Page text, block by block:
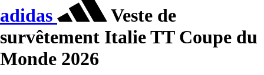
adidas
Veste de
survêtement Italie TT Coupe du
Monde 2026